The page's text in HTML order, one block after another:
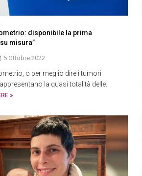
disponibile la prima
misura”
5 Ottobre 2022
o per meglio dire i tumori
la quasi totalità delle.